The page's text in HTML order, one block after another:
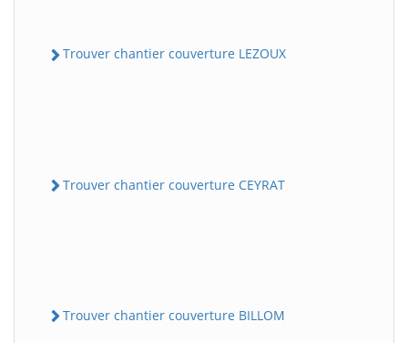
Trouver chantier couverture LEZOUX
Trouver chantier couverture CEYRAT
Trouver chantier couverture BILLOM